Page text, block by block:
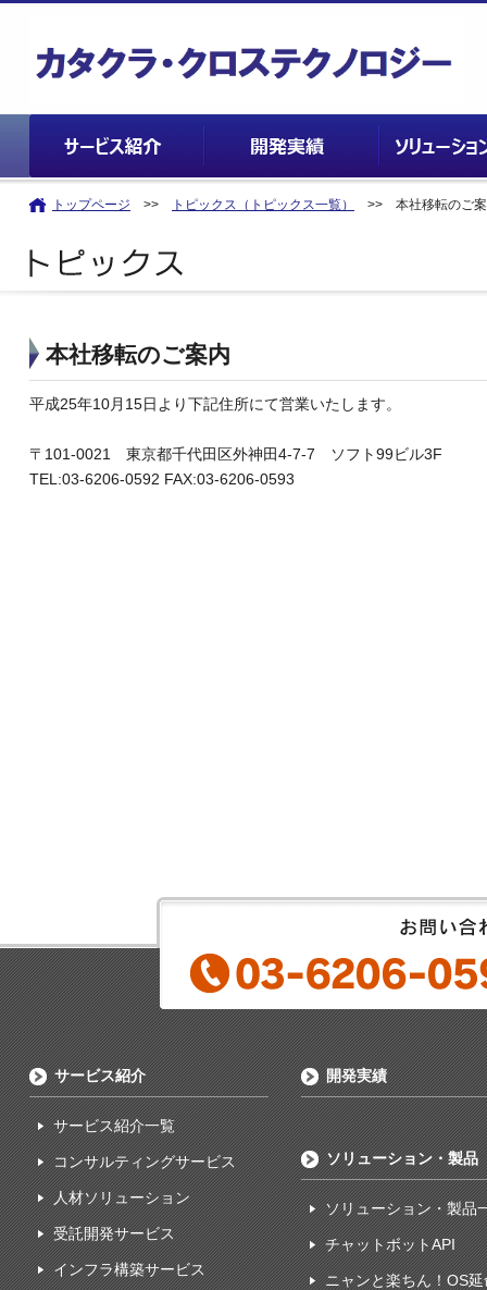
トップページ >> トピックス（トピックス一覧） >> 本社移転のご
本社移転のご案内
平成25年10月15日より下記住所にて営業いたします。
〒101-0021 東京都千代田区外神田4-7-7 ソフト99ビル3F
TEL:03-6206-0592 FAX:03-6206-0593
サービス紹介
サービス紹介一覧
コンサルティングサービス
人材ソリューション
受託開発サービス
インフラ構築サービス
開発実績
ソリューション・製品
ソリューション・製品
チャットボットAPI
ニャンと楽ちん！OS